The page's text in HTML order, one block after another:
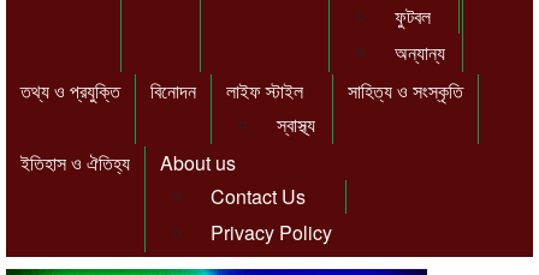
ফুটবল
অন্যান্য
তথ্য ও প্রযুক্তি
বিনোদন
লাইফ স্টাইল
স্বাস্থ্য
সাহিত্য ও সংস্কৃতি
ইতিহাস ও ঐতিহ্য
About us
Contact Us
Privacy Policy